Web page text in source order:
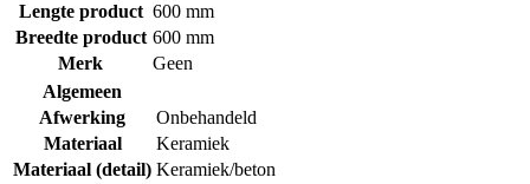
Lengte product 600 mm
Breedte product 600 mm
Merk
Geen
Algemeen
Afwerking
Onbehandeld
Materiaal
Keramiek
Materiaal (detail) Keramiek/beton